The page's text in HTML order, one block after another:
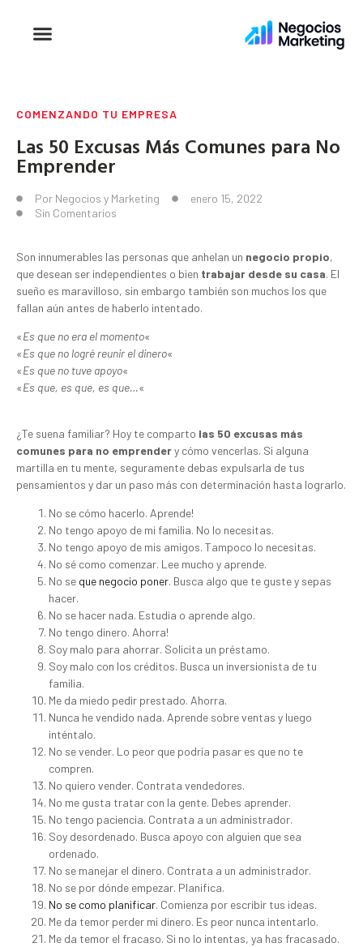
COMENZANDO TU EMPRESA
Las 50 Excusas Más Comunes para No
Emprender
Por Negocios y Marketing
enero 15, 2022
Sin Comentarios
Son innumerables las personas que anhelan un negocio propio,
que desean ser independientes o bien trabajar desde su casa. El
sueño es maravilloso, sin embargo también son muchos los que
fallan aún antes de haberlo intentado.
«Es que no era el momento«
«Es que no logré reunir el dinero«
«Es que no tuve apoyo«
«Es que, es que, es que…«
¿Te suena familiar? Hoy te comparto las 50 excusas más
comunes para no emprendery cómo vencerlas. Si alguna
martilla en tu mente, seguramente debas expulsarla de tus
pensamientos y dar un paso más con determinación hasta lograrlo.
No se cómo hacerlo. Aprende!
No tengo apoyo de mi familia. No lo necesitas.
No tengo apoyo de mis amigos. Tampoco lo necesitas.
No sé como comenzar. Lee mucho y aprende.
No se que negocio poner. Busca algo que te guste y sepas
hacer.
No se hacer nada. Estudia o aprende algo.
No tengo dinero. Ahorra!
Soy malo para ahorrar. Solicita un préstamo.
Soy malo con los créditos. Busca un inversionista de tu
familia.
Me da miedo pedir prestado. Ahorra.
Nunca he vendido nada. Aprende sobre ventas y luego
inténtalo.
No se vender. Lo peor que podría pasar es que no te
compren.
No quiero vender. Contrata vendedores.
No me gusta tratar con la gente. Debes aprender.
No tengo paciencia. Contrata a un administrador.
Soy desordenado. Busca apoyo con alguien que sea
ordenado.
No se manejar el dinero. Contrata a un administrador.
No se por dónde empezar. Planifica.
No se como planificar. Comienza por escribir tus ideas.
Me da temor perder mi dinero. Es peor nunca intentarlo.
Me da temor el fracaso. Si no lo intentas, ya has fracasado.